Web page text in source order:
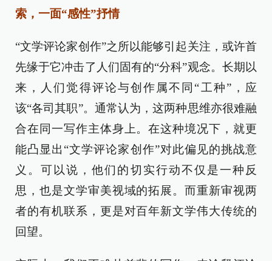
索，一面“感性”抒情
“文学评论家创作”之所以能够引起关注，或许首
先缘于它冲击了人们固有的“分科”观念。长期以
来，人们觉得评论与创作属不同“工种”，应
该“各司其职”。通常认为，这两种思维亦很难融
合在同一写作主体身上。在这种境况下，就更
能凸显出“文学评论家创作”对此偏见的挑战意
义。可以说，他们的切实行动不仅是一种反
思，也是文学审美视域的拓展。而重新审视两
者的有机联系，更是对百年新文学伟大传统的
回望。